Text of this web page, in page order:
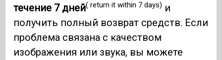
течение 7 дней( return it within 7 days) и
получить полный возврат средств. Если
проблема связана с качеством
изображения или звука, вы можете